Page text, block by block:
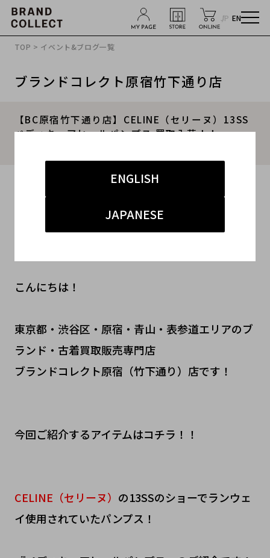
JP EN
ENGLISH
JAPANESE
TOP > イベント&ブログ一覧
ブランドコレクト原宿竹下通り店
【BC原宿竹下通り店】CELINE（セリーヌ）13SS
ぺディキュアヒールパンプス 買取入荷！！
#原宿竹下通り店
こんにちは！
東京都・渋谷区・原宿・青山・表参道エリアのブ
ランド・古着買取販売専門店
ブランドコレクト原宿（竹下通り）店です！
今回ご紹介するアイテムはコチラ！！
CELINE（セリーヌ） の13SSのショーでランウェ
イ使用されていたパンプス！